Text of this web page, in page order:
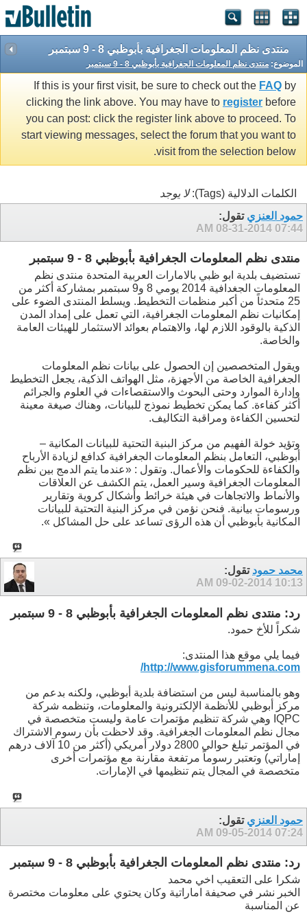
منتدى نظم المعلومات الجغرافية بأبوظبي 8 - 9 سبتمبر
الموضوع: منتدى نظم المعلومات الجغرافية بأبوظبي 8 - 9 سبتمبر
If this is your first visit, be sure to check out the FAQ by
clicking the link above. You may have to register before
you can post: click the register link above to proceed. To
start viewing messages, select the forum that you want to
visit from the selection below.
الكلمات الدلالية (Tags):
لا يوجد
حمود العنزي تقول:
08-31-2014 07:44 AM
منتدى نظم المعلومات الجغرافية بأبوظبي 8 - 9 سبتمبر
تستضيف بلدية ابو ظبي بالامارات العربية المتحدة منتدى نظم
المعلومات الجغدافية 2014 يومي 8 و9 سبتمبر بمشاركة أكثر من
25 متحدثاً من أكبر منظمات التخطيط. ويسلط المنتدى الضوء على
إمكانيات نظم المعلومات الجغرافية، التي تعمل على إمداد المدن
الذكية بالوقود اللازم لها، والاهتمام بعوائد الاستثمار للهيئات العامة
والخاصة.
ويقول المتخصصين إن الحصول على بيانات نظم المعلومات
الجغرافية الخاصة من الأجهزة، مثل الهواتف الذكية، يجعل التخطيط
وإدارة الموارد وحتى البحوث والاستقصاءات في العلوم والجرائم
أكثر كفاءة. كما يمكن تخطيط نموذج للبيانات، وهناك صيغة معينة
لتحسين الكفاءة ومراقبة التكاليف.
وتؤيد خولة الفهيم من مركز البنية التحتية للبيانات المكانية –
أبوظبي، التعامل بنظم المعلومات الجغرافية كدافع لزيادة الأرباح
والكفاءة للحكومات والأعمال. وتقول : «عندما يتم الدمج بين نظم
المعلومات الجغرافية وسير العمل، يتم الكشف عن العلاقات
والأنماط والاتجاهات في هيئة خرائط وأشكال كروية وتقارير
ورسومات بيانية. فنحن نؤمن في مركز البنية التحتية للبيانات
المكانية بأبوظبي أن هذه الرؤى تساعد على حل المشاكل ».
محمد حمود تقول:
09-02-2014 10:13 AM
رد: منتدى نظم المعلومات الجغرافية بأبوظبي 8 - 9 سبتمبر
شكراً للأخ حمود.
فيما يلي موقع هذا المنتدى:
http://www.gisforummena.com/
وهو بالمناسبة ليس من استضافة بلدية أبوظبي، ولكنه بدعم من
مركز أبوظبي للأنظمة الإلكترونية والمعلومات، وتنظمه شركة
IQPC وهي شركة تنظيم مؤتمرات عامة وليست متخصصة في
مجال نظم المعلومات الجغرافية. وقد لاحظت بأن رسوم الاشتراك
في المؤتمر تبلغ حوالي 2800 دولار أمريكي (أكثر من 10 آلاف درهم
إماراتي) وتعتبر رسوماً مرتفعة مقارنة مع مؤتمرات أخرى
متخصصة في المجال يتم تنظيمها في الإمارات.
حمود العنزي تقول:
09-05-2014 07:24 AM
رد: منتدى نظم المعلومات الجغرافية بأبوظبي 8 - 9 سبتمبر
شكرا على التعقيب اخي محمد
الخبر نشر في صحيفة اماراتية وكان يحتوي على معلومات مختصرة
عن المناسبة